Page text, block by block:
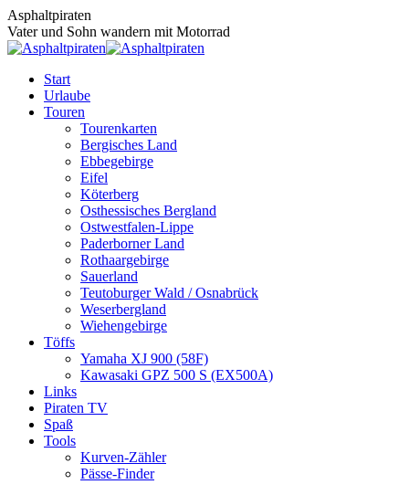
Zum
Inhalt
springen
Asphaltpiraten
Vater und Sohn wandern mit Motorrad
Start
Urlaube
Touren
Tourenkarten
Bergisches Land
Ebbegebirge
Eifel
Köterberg
Osthessisches Bergland
Ostwestfalen-Lippe
Paderborner Land
Rothaargebirge
Sauerland
Teutoburger Wald / Osnabrück
Weserbergland
Wiehengebirge
Töffs
Yamaha XJ 900 (58F)
Kawasaki GPZ 500 S (EX500A)
Links
Piraten TV
Spaß
Tools
Kurven-Zähler
Pässe-Finder